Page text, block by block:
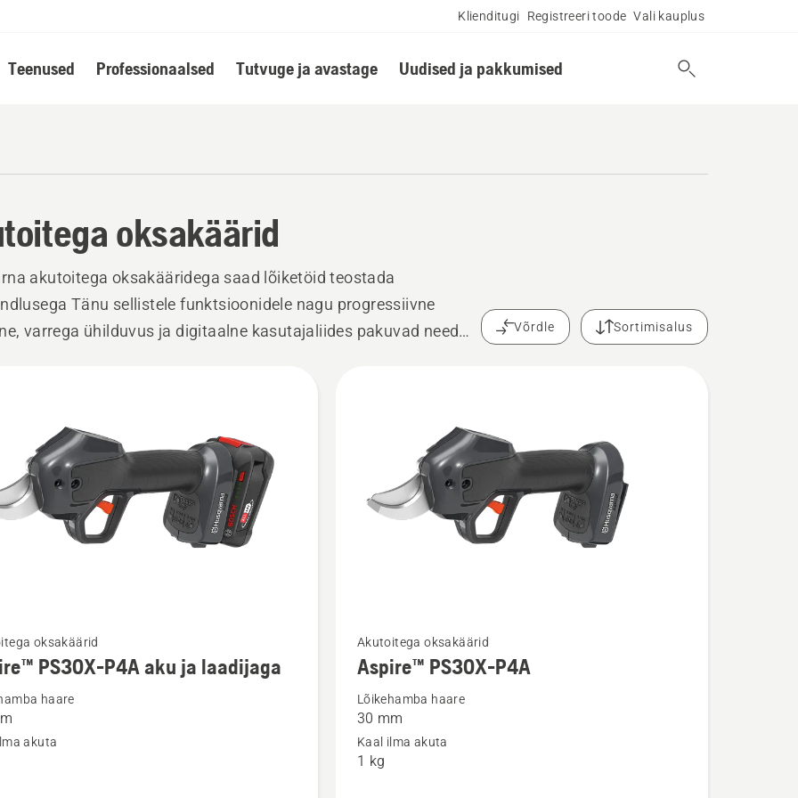
Klienditugi Registreeri toode Vali kauplus
Teenused Professionaalsed Tutvuge ja avastage Uudised ja pakkumised
oksakäärid
akutoitega oksakääridega saad lõiketöid teostada
Tänu sellistele funktsioonidele nagu progressiivne
varrega ühilduvus ja digitaalne kasutajaliides pakuvad need
Võrdle Sortimisalus
oksakäärid
PS30X-P4A aku ja laadijaga
haare
akuta
Vaata
rohkem
üksikasju
toote
Aspire™
PS30X-
Akutoitega oksakäärid
Aspire™ PS30X-P4A
Lõikehamba haare
30 mm
Kaal ilma akuta
1 kg